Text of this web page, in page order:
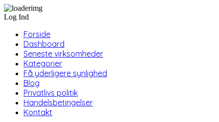
Log Ind
Forside
Dashboard
Seneste virksomheder
Kategorier
Få yderligere synlighed
Blog
Privatlivs politik
Handelsbetingelser
Kontakt